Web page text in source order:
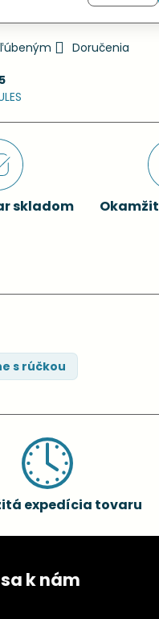
Doručenia
skladom
s rúčkou
expedícia tovaru
k nám